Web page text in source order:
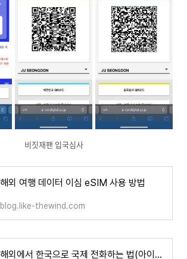
비짓재팬 입국심사
해외 여행 데이터 이심 eSIM 사용 방법
blog.like-thewind.com
해외에서 한국으로 국제 전화하는 법(아이폰/갤럭시 설정 팁)